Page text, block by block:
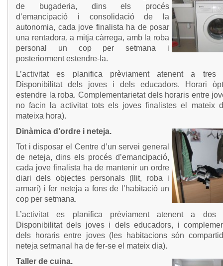
de bugaderia, dins els procés
d’emancipació i consolidació de la
autonomia, cada jove finalista ha de posar
una rentadora, a mitja càrrega, amb la roba
personal un cop per setmana i
posteriorment estendre-la.
L’activitat es planifica prèviament atenent a tres
Disponibilitat dels joves i dels educadors. Horari
estendre la roba. Complementarietat dels horaris entre
no facin la activitat tots els joves finalistes el mateix
mateixa hora).
Dinàmica d’ordre i neteja.
Tot i disposar el Centre d’un servei general
de neteja, dins els procés d’emancipació,
cada jove finalista ha de mantenir un ordre
diari dels objectes personals (llit, roba i
armari) i fer neteja a fons de l’habitació un
cop per setmana.
L’activitat es planifica prèviament atenent a dos
Disponibilitat dels joves i dels educadors, i
dels horaris entre joves (les habitacions són
neteja setmanal ha de fer-se el mateix dia).
Taller de cuina.